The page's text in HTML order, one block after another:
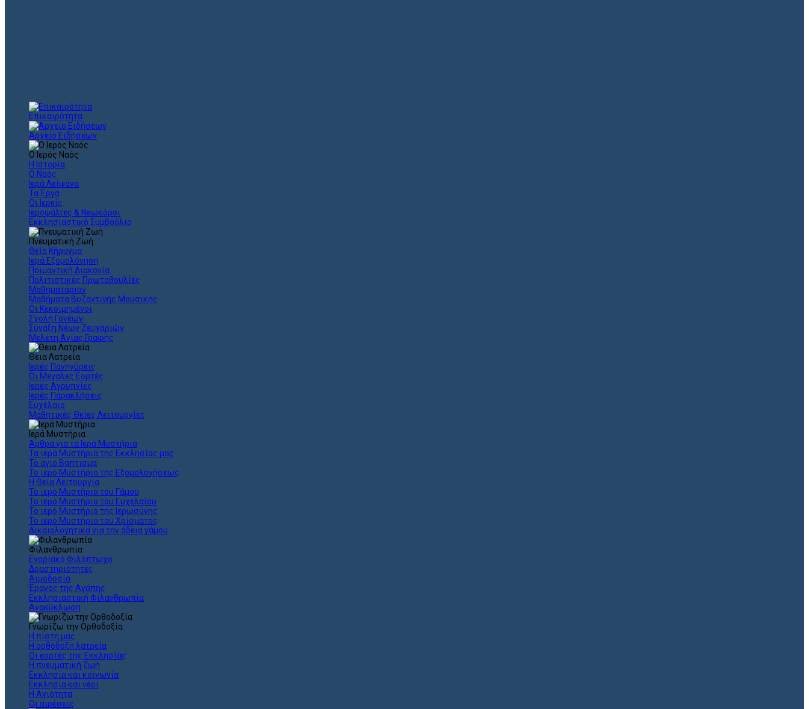
Επικαιρότητα
Αρχείο Ειδήσεων
Ο Ιερός Ναός
Η Ιστορία
Ο Ναός
Ιερά Λείψανα
Τα Έργα
Οι Ιερείς
Ιεροψάλτες & Νεωκόροι
Εκκλησιαστικό Συμβούλιο
Πνευματική Ζωή
Θείο Κήρυγμα
Ιερά Εξομολόγηση
Ποιμαντική Διακονία
Πολιτιστικές Πρωτοβουλίες
Μαθηματάριον
Μαθήματα Βυζαντινής Μουσικής
Οι Κεκοιμημένοι
Σχολή Γονέων
Σύναξη Νέων Ζευγαριών
Μελέτη Αγίας Γραφής
Θεια Λατρεία
Ιερές Πανηγύρεις
Οι Μεγάλες Εορτές
Ιερές Αγρυπνίες
Ιερές Παρακλήσεις
Ευχέλαιο
Μαθητικές Θείες Λειτουργίες
Ιερά Μυστήρια
Άρθρα για τα Ιερά Μυστήρια
Τα ιερά Μυστήρια της Εκκλησίας μας
Το άγιο Βάπτισμα
Το ιερό Μυστήριο της Εξομολογήσεως
Η Θεία Λειτουργία
Το ιερό Μυστήριο του Γάμου
Το ιερό Μυστήριο του Ευχελαίου
Το ιερό Μυστήριο της Ιερωσύνης
Το ιερό Μυστήριο του Χρίσματος
Δικαιολογητικά για την άδεια γάμου
Φιλανθρωπία
Ενοριακό Φιλόπτωχο
Δραστηριότητες
Αιμοδοσία
Έρανος της Αγάπης
Εκκλησιαστική Φιλανθρωπία
Ανακύκλωση
Γνωρίζω την Ορθοδοξία
Η πίστη μας
Η ορθόδοξη λατρεία
Οι εορτές της Εκκλησίας
Η πνευματική ζωή
Εκκλησία και κοινωνία
Εκκλησία και νέοι
Η Αγιότητα
Οι αιρέσεις